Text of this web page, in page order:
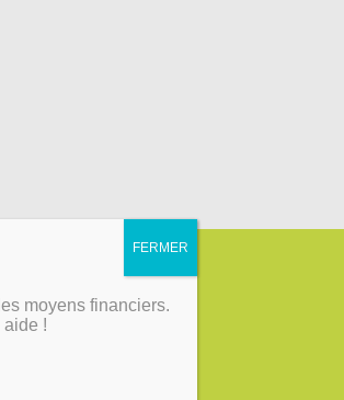
moyens financiers.
!